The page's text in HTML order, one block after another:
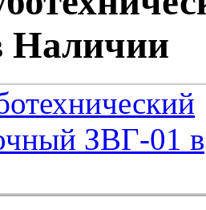
Наличии